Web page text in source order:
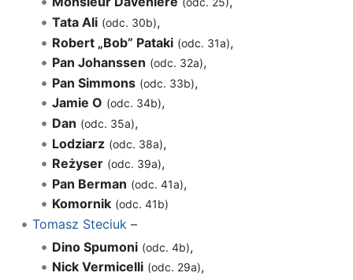
Tata Ali (odc. 30b),
Robert „Bob” Pataki (odc. 31a),
Pan Johanssen (odc. 32a),
Pan Simmons (odc. 33b),
Jamie O (odc. 34b),
Dan (odc. 35a),
Lodziarz (odc. 38a),
Reżyser (odc. 39a),
Pan Berman (odc. 41a),
Komornik (odc. 41b)
Tomasz Steciuk –
Dino Spumoni (odc. 4b),
Nick Vermicelli (odc. 29a),